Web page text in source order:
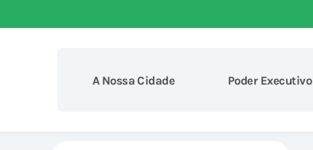
A Nossa Cidade Poder Executivo